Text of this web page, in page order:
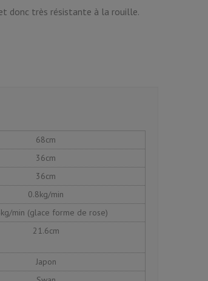
donc très résistante à la rouille.
68cm
36cm
36cm
0.8kg/min
min (glace forme de rose)
21.6cm
Japon